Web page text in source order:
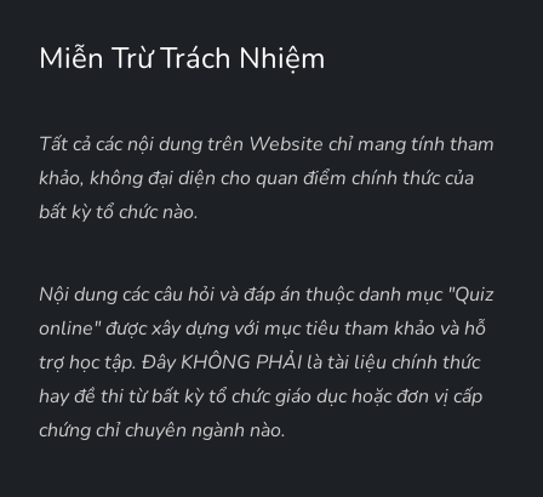
Miễn Trừ Trách Nhiệm
Tất cả các nội dung trên Website chỉ mang tính tham
khảo, không đại diện cho quan điểm chính thức của
bất kỳ tổ chức nào.
Nội dung các câu hỏi và đáp án thuộc danh mục "Quiz
online" được xây dựng với mục tiêu tham khảo và hỗ
trợ học tập. Đây KHÔNG PHẢI là tài liệu chính thức
hay đề thi từ bất kỳ tổ chức giáo dục hoặc đơn vị cấp
chứng chỉ chuyên ngành nào.